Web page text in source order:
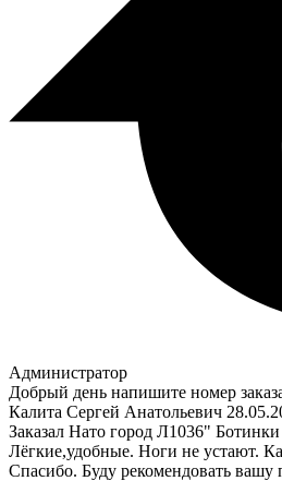
Администратор
Добрый день напишите номер
Калита Сергей Анатольевич
Заказал Нато город Л1036"
Лёгкие,удобные. Ноги не устают.
Спасибо. Буду рекомендовать вашу